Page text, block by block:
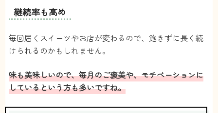
【見た目】
ちゃんとした箱にはいってます。夏でも傷みなしで
せん。
お菓子自体も高級感があって、写真をいちいち撮り
個包装になってるのも助かります。
【配送頻度】
スキップもできますし、ちょうど良いです。
頻繁に食べるものでもないですしね。
【継続】
継続率も高め
毎回届くスイーツやお店が変わるので、飽きずに長く続
けられるのかもしれません。
味も美味しいので、毎月のご褒美や、モチベーションに
しているという方も多いですね。